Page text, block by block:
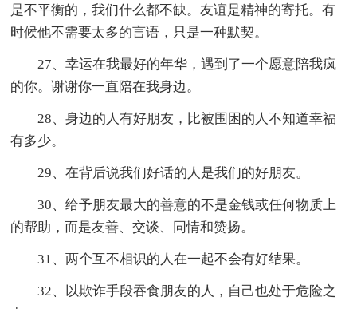
是不平衡的，我们什么都不缺。友谊是精神的寄托。有
时候他不需要太多的言语，只是一种默契。
27、幸运在我最好的年华，遇到了一个愿意陪我疯
的你。谢谢你一直陪在我身边。
28、身边的人有好朋友，比被围困的人不知道幸福
有多少。
29、在背后说我们好话的人是我们的好朋友。
30、给予朋友最大的善意的不是金钱或任何物质上
的帮助，而是友善、交谈、同情和赞扬。
31、两个互不相识的人在一起不会有好结果。
32、以欺诈手段吞食朋友的人，自己也处于危险之